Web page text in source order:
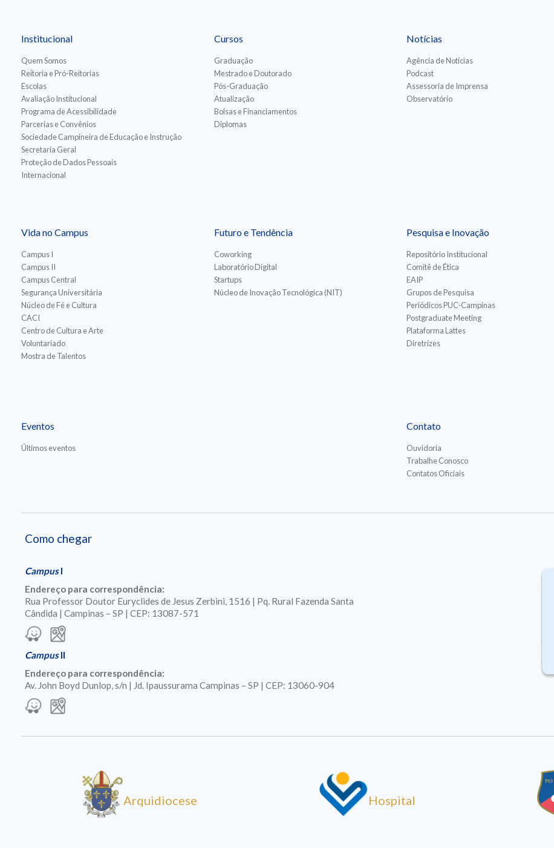
Institucional
Quem Somos
Reitoria e Pró-Reitorias
Escolas
Avaliação Institucional
Programa de Acessibilidade
Parcerias e Convênios
Sociedade Campineira de Educação e Instrução
Secretaria Geral
Proteção de Dados Pessoais
Internacional
Cursos
Graduação
Mestrado e Doutorado
Pós-Graduação
Atualização
Bolsas e Financiamentos
Diplomas
Notícias
Agência de Notícias
Podcast
Assessoria de Imprensa
Observatório
Vida no Campus
Campus I
Campus II
Campus Central
Segurança Universitária
Núcleo de Fé e Cultura
CACI
Centro de Cultura e Arte
Voluntariado
Mostra de Talentos
Futuro e Tendência
Coworking
Laboratório Digital
Startups
Núcleo de Inovação Tecnológica (NIT)
Pesquisa e Inovação
Repositório Institucional
Comitê de Ética
EAIP
Grupos de Pesquisa
Periódicos PUC-Campinas
Postgraduate Meeting
Plataforma Lattes
Diretrizes
Eventos
Últimos eventos
Contato
Ouvidoria
Trabalhe Conosco
Contatos Oficiais
Como chegar
CampusI
Endereço para correspondência:
Rua Professor Doutor Euryclides de Jesus Zerbini, 1516 | Pq. Rural Fazenda Santa
Cândida | Campinas – SP | CEP: 13087-571
CampusII
Endereço para correspondência:
Av. John Boyd Dunlop, s/n | Jd. Ipaussurama Campinas – SP | CEP: 13060-904
Arquidiocese Hospital